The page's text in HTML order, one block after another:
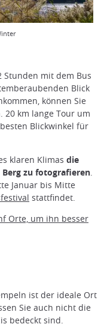
Stunden mit dem Bus
Blick
können Sie
20 km lange Tour um
Blickwinkel für
klaren Klimas die
zu fotografieren
Januar bis Mitte
stattfindet.
Orte, um ihn besser
ist der ideale Ort
Sie auch nicht die
bedeckt sind.